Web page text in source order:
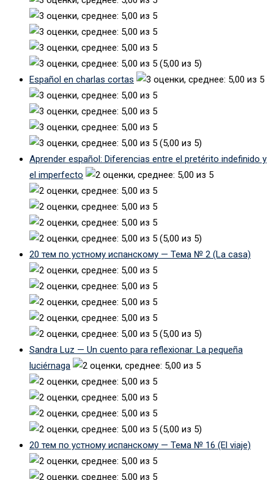
(5,00 из 5)
Español en charlas cortas
(5,00 из 5)
Aprender español: Diferencias entre el pretérito indefinido y
el imperfecto
(5,00 из 5)
20 тем по устному испанскому — Тема № 2 (La casa)
(5,00 из 5)
Sandra Luz — Un cuento para reflexionar. La pequeña
luciérnaga
(5,00 из 5)
20 тем по устному испанскому — Тема № 16 (El viaje)